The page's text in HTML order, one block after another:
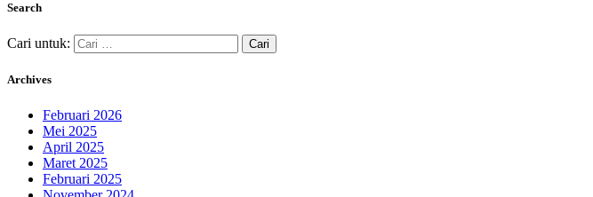
Search
Cari untuk:
Archives
Februari 2026
Mei 2025
April 2025
Maret 2025
Februari 2025